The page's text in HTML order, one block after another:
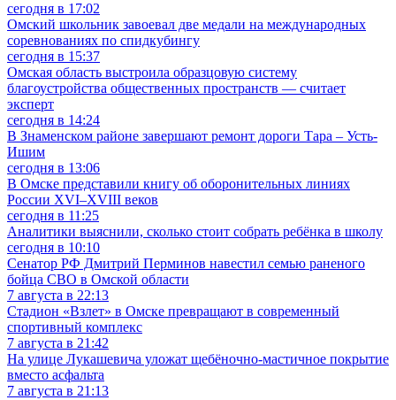
сегодня в 17:02
Омский школьник завоевал две медали на международных
соревнованиях по спидкубингу
сегодня в 15:37
Омская область выстроила образцовую систему
благоустройства общественных пространств — считает
эксперт
сегодня в 14:24
В Знаменском районе завершают ремонт дороги Тара – Усть-
Ишим
сегодня в 13:06
В Омске представили книгу об оборонительных линиях
России XVI–XVIII веков
сегодня в 11:25
Аналитики выяснили, сколько стоит собрать ребёнка в школу
сегодня в 10:10
Сенатор РФ Дмитрий Перминов навестил семью раненого
бойца СВО в Омской области
7 августа в 22:13
Стадион «Взлет» в Омске превращают в современный
спортивный комплекс
7 августа в 21:42
На улице Лукашевича уложат щебёночно-мастичное покрытие
вместо асфальта
7 августа в 21:13